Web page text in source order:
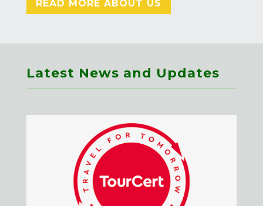
READ MORE ABOUT US
Latest News and Updates